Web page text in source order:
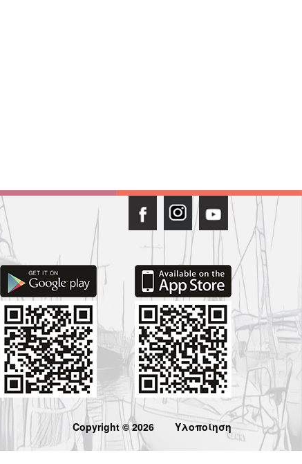
Copyright © 2026 Υλοποίηση